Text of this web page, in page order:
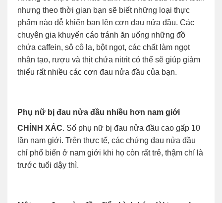
nhưng theo thời gian bạn sẽ biết những loại thực
phẩm nào dễ khiến bạn lên cơn đau nửa đầu. Các
chuyên gia khuyến cáo tránh ăn uống những đồ
chứa caffein, sô cô la, bột ngọt, các chất làm ngọt
nhân tạo, rượu và thịt chứa nitrit có thể sẽ giúp giảm
thiểu rất nhiều các cơn đau nửa đầu của bạn.
Phụ nữ bị đau nửa đầu nhiều hơn nam giới
CHÍNH XÁC. Số phụ nữ bị đau nửa đầu cao gấp 10
lần nam giới. Trên thực tế, các chứng đau nửa đầu
chỉ phổ biến ở nam giới khi họ còn rất trẻ, thậm chí là
trước tuổi dậy thì.